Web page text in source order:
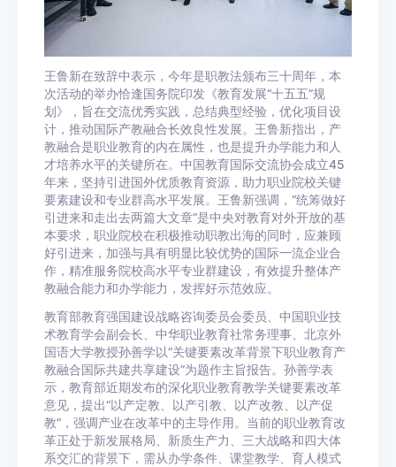
王鲁新在致辞中表示，今年是职教法颁布三十周年，本
次活动的举办恰逢国务院印发《教育发展“十五五”规
划》，旨在交流优秀实践，总结典型经验，优化项目设
计，推动国际产教融合长效良性发展。王鲁新指出，产
教融合是职业教育的内在属性，也是提升办学能力和人
才培养水平的关键所在。中国教育国际交流协会成立45
年来，坚持引进国外优质教育资源，助力职业院校关键
要素建设和专业群高水平发展。王鲁新强调，“统筹做好
引进来和走出去两篇大文章”是中央对教育对外开放的基
本要求，职业院校在积极推动职教出海的同时，应兼顾
好引进来，加强与具有明显比较优势的国际一流企业合
作，精准服务院校高水平专业群建设，有效提升整体产
教融合能力和办学能力，发挥好示范效应。
教育部教育强国建设战略咨询委员会委员、中国职业技
术教育学会副会长、中华职业教育社常务理事、北京外
国语大学教授孙善学以“关键要素改革背景下职业教育产
教融合国际共建共享建设”为题作主旨报告。孙善学表
示，教育部近期发布的深化职业教育教学关键要素改革
意见，提出“以产定教、以产引教、以产改教、以产促
教”，强调产业在改革中的主导作用。当前的职业教育改
革正处于新发展格局、新质生产力、三大战略和四大体
系交汇的背景下，需从办学条件、课堂教学、育人模式